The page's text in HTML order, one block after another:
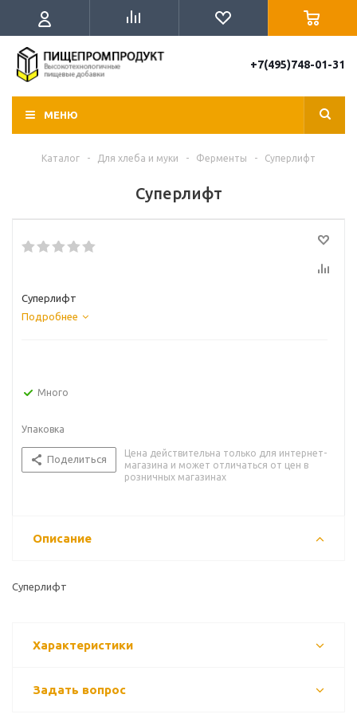
+7(495)748-01-31
МЕНЮ
Каталог - Для хлеба и муки - Ферменты - Суперлифт
Суперлифт
Суперлифт
Подробнее
Много
Упаковка
Поделиться
Цена действительна только для интернет-
магазина и может отличаться от цен в
розничных магазинах
Описание
Суперлифт
Характеристики
Задать вопрос